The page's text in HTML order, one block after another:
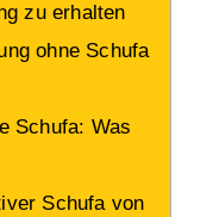
zu erhalten
ohne Schufa
Schufa: Was
Schufa von